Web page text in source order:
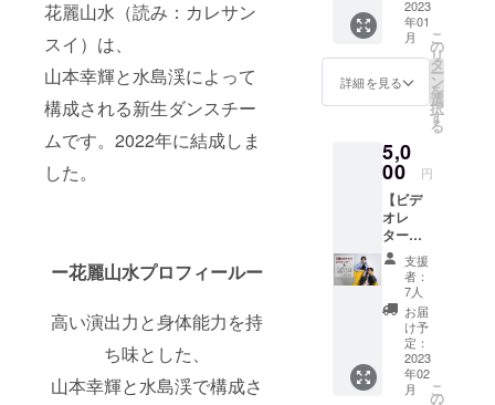
花麗山水（読み：カレサン
スイ）は、
山本幸輝と水島渓によって
構成される新生ダンスチー
ムです。2022年に結成しま
した。
ー花麗山水プロフィールー
高い演出力と身体能力を持
ち味とした、
山本幸輝と水島渓で構成さ
(土)ま
で） ※
配信動
画の
SNSな
断りい
たしま
す。
［お届
け形
式］ リ
ターン
を購入
された
方へ
メール
にて、
YouTub
e LIVE
用はお
控えく
ださ
い。 ※
備考欄
のお名
前（フ
ムまた
はニッ
クネー
ム）を
必ずご
記載下
さい。
［HP掲
載期間/
方法］
2023年
載 ・エ
ンド
ロール
お名前
掲載 Let
it be.公
エンド
ロール
に お名
前と花
麗山水
より感
謝の気
持ちを
掲載い
たしま
す。 ※
文字数
は10文
字以内
とさせ
2023
年01
月
詳細を見る
こ
の
リ
タ
ー
ン
を
選
択
す
る
5,0
00 円
【ビデ
オレ
ター＆
Let it
be.ライ
ブTシャ
ツ】 ●
リター
ン内容
・花麗
山水か
らのビ
支援
者：
7人
お届
け予
定：
2023
年02
月
こ
の